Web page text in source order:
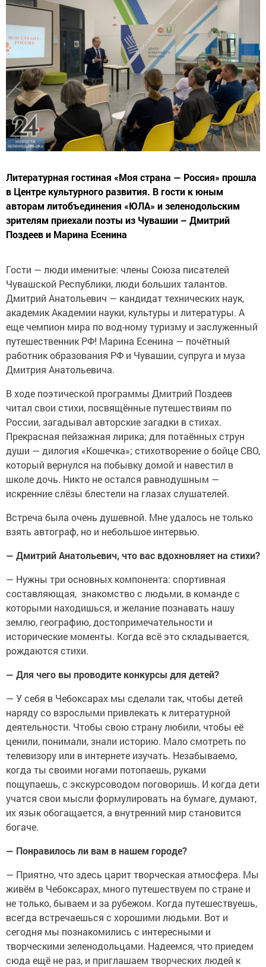
Литературная гостиная «Моя страна — Россия» прошла
в Центре культурного развития. В гости к юным
авторам литобъединения «ЮЛА» и зеленодольским
зрителям приехали поэты из Чувашии – Дмитрий
Поздеев и Марина Есенина
Гости — люди именитые: члены Союза писателей
Чувашской Республики, люди больших талантов.
Дмитрий Анатольевич — кандидат технических наук,
академик Академии науки, культуры и литературы. А
еще чемпион мира по вод-ному туризму и заслуженный
путешественник РФ! Марина Есенина — почётный
работник образования РФ и Чувашии, супруга и муза
Дмитрия Анатольевича.
В ходе поэтической программы Дмитрий Поздеев
читал свои стихи, посвящённые путешествиям по
России, загадывал авторские загадки в стихах.
Прекрасная пейзажная лирика; для потаённых струн
души — дилогия «Кошечка»; стихотворение о бойце СВО,
который вернулся на побывку домой и навестил в
школе дочь. Никто не остался равнодушным —
искренние слёзы блестели на глазах слушателей.
Встреча была очень душевной. Мне удалось не только
взять автограф, но и небольшое интервью.
— Дмитрий Анатольевич, что вас вдохновляет на стихи?
— Нужны три основных компонента: спортивная
составляющая, знакомство с людьми, в команде с
которыми находишься, и желание познавать нашу
землю, географию, достопримечательности и
исторические моменты. Когда всё это складывается,
рождаются стихи.
— Для чего вы проводите конкурсы для детей?
— У себя в Чебоксарах мы сделали так, чтобы детей
наряду со взрослыми привлекать к литературной
деятельности. Чтобы свою страну любили, чтобы её
ценили, понимали, знали историю. Мало смотреть по
телевизору или в интернете изучать. Незабываемо,
когда ты своими ногами потопаешь, руками
пощупаешь, с экскурсоводом поговоришь. И когда дети
учатся свои мысли формулировать на бумаге, думают,
их язык обогащается, а внутренний мир становится
богаче.
— Понравилось ли вам в нашем городе?
— Приятно, что здесь царит творческая атмосфера. Мы
живём в Чебоксарах, много путешествуем по стране и
не только, бываем и за рубежом. Когда путешествуешь,
всегда встречаешься с хорошими людьми. Вот и
сегодня мы познакомились с интересными и
творческими зеленодольцами. Надеемся, что приедем
сюда ещё не раз, и приглашаем творческих людей к